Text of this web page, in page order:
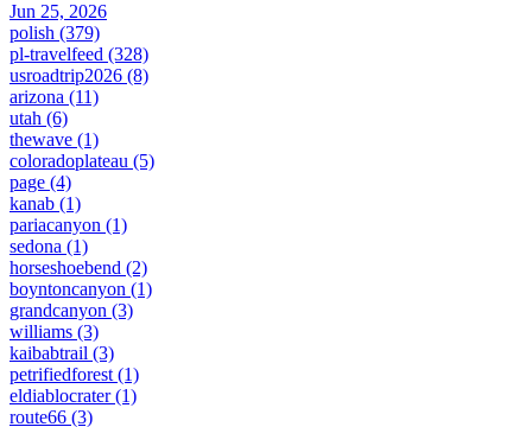
Jun 25, 2026
polish (379)
pl-travelfeed (328)
usroadtrip2026 (8)
arizona (11)
utah (6)
thewave (1)
coloradoplateau (5)
page (4)
kanab (1)
pariacanyon (1)
sedona (1)
horseshoebend (2)
boyntoncanyon (1)
grandcanyon (3)
williams (3)
kaibabtrail (3)
petrifiedforest (1)
eldiablocrater(1)
route66 (3)